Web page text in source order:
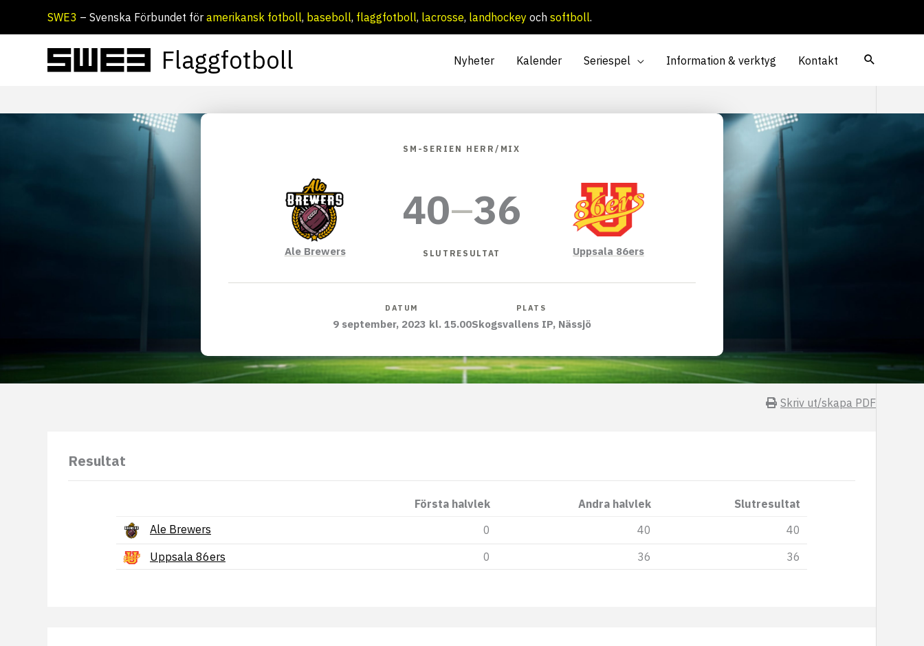
SWE3 – Svenska Förbundet för amerikansk fotboll, baseboll, flaggfotboll, lacrosse, landhockey och softboll.
Flaggfotboll Nyheter Kalender Seriespel Information & verktyg Kontakt
SM-SERIEN HERR/MIX
Ale Brewers
40–36
SLUTRESULTAT Uppsala 86ers
DATUM
9 september, 2023 kl. 15.00
PLATS
Skogsvallens IP, Nässjö
Skriv ut/skapa PDF
Resultat
Första halvlek Andra halvlek
Slutresultat
Ale Brewers
0 40
40
Uppsala 86ers
0 36 36